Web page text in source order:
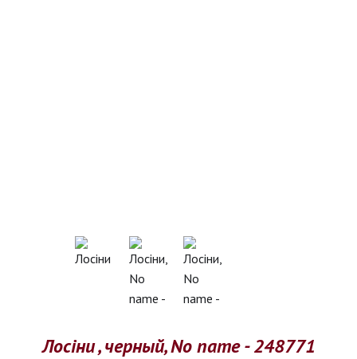
Лосіни , черный, No name - 248771